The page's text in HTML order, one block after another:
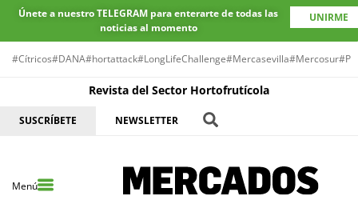
Únete a nuestro TELEGRAM para enterarte de todas las
noticias al momento
UNIRME
#Cítricos#DANA#hortattack#LongLifeChallenge#Mercasevilla#Mercosur
Revista del Sector Hortofrutícola
SUSCRÍBETE NEWSLETTER
Menú